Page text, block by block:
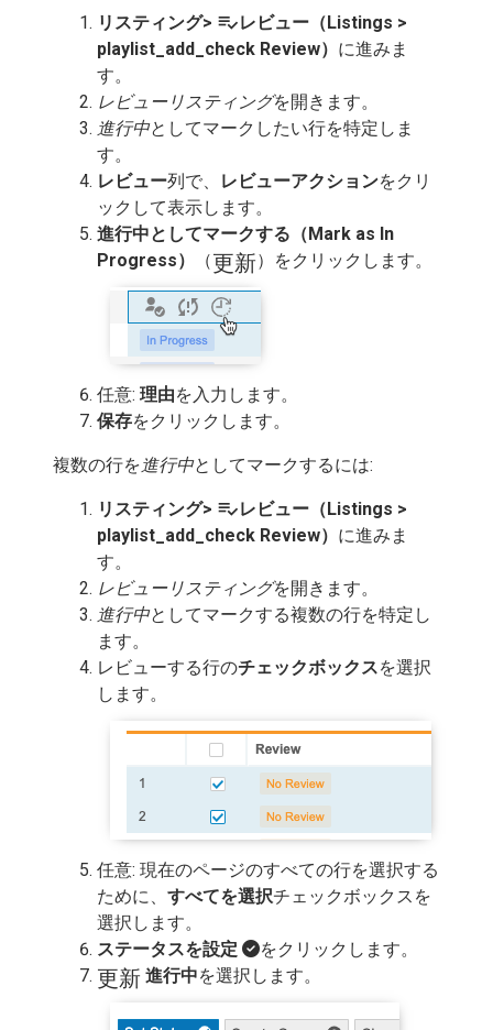
リスティング> playlist_add_checkレビュー（Listings >
playlist_add_check Review） に進みま
す。
レビューリスティングを開きます。
進行中としてマークしたい行を特定しま
す。
レビュー列で、 レビューアクションをクリ
ックして表示します。
進行中としてマークする（Mark as In
Progress）
（更新）をクリックします。
任意: 理由を入力します。
保存をクリックします。
複数の行を進行中としてマークするには:
リスティング> playlist_add_checkレビュー（Listings >
playlist_add_check Review） に進みま
す。
レビューリスティングを開きます。
進行中としてマークする複数の行を特定し
ます。
レビューする行のチェックボックスを選択
します。
任意: 現在のページのすべての行を選択する
ために、 すべてを選択チェックボックスを
選択します。
ステータスを設定
をクリックします。
更新 進行中を選択します。